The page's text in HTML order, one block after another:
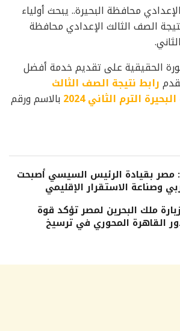
محافظة البحيرة.. يبحث أولياء
الصف الثالث الإعدادي محافظة
الحقيقية على تقديم خدمة أفضل
رابط نتيجة الصف الثالث
الترم الثاني 2024
بالاسم ورقم
مصر بقيادة الرئيس السيسي أصبحت
وصناعة الاستقرار الإقليمي
ملك البحرين لمصر تؤكد قوة
القاهرة المحوري في ترسيخ